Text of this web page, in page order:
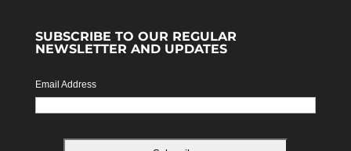
SUBSCRIBE TO OUR REGULAR
NEWSLETTER AND UPDATES
Email Address